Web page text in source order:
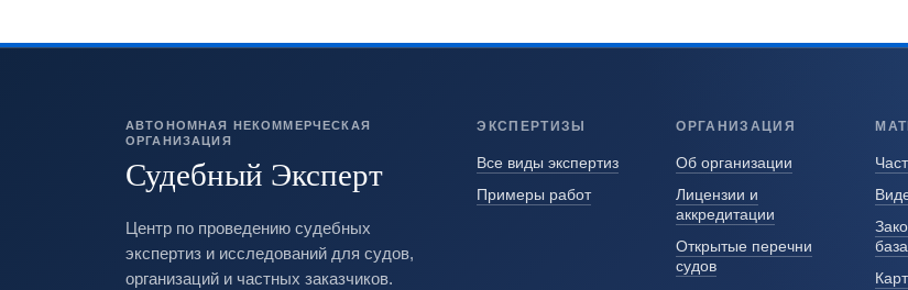
АВТОНОМНАЯ НЕКОММЕРЧЕСКАЯ
ОРГАНИЗАЦИЯ
Судебный Эксперт
Центр по проведению судебных
экспертиз и исследований для судов,
организаций и частных заказчиков.
ЭКСПЕРТИЗЫ
Все виды экспертиз
Примеры работ
ОРГАНИЗАЦИЯ
Об организации
Лицензии и
аккредитации
Открытые перечни
судов
база